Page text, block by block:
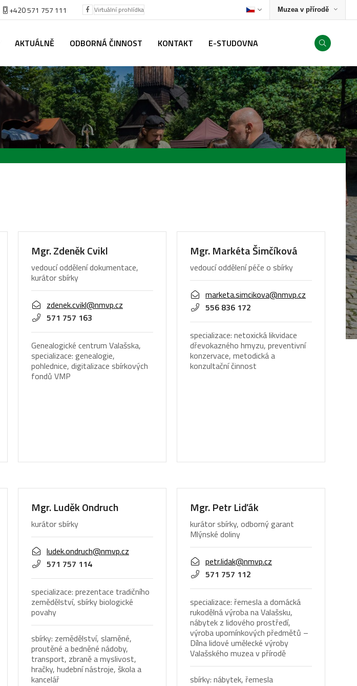
+420 571 757 111 Virtuální prohlídka Muzea v přírodě
AKTUÁLNĚ ODBORNÁ ČINNOST KONTAKT E-STUDOVNA
Mgr. Zdeněk Cvikl
vedoucí oddělení dokumentace,
kurátor sbírky
zdenek.cvikl@nmvp.cz
571 757 163
Genealogické centrum Valašska,
specializace: genealogie,
pohlednice, digitalizace sbírkových
fondů VMP
Mgr. Markéta Šimčíková
vedoucí oddělení péče o sbírky
marketa.simcikova@nmvp.cz
556 836 172
specializace: netoxická likvidace
dřevokazného hmyzu, preventivní
konzervace, metodická a
konzultační činnost
Mgr. Luděk Ondruch
kurátor sbírky
ludek.ondruch@nmvp.cz
571 757 114
specializace: prezentace tradičního
zemědělství, sbírky biologické
povahy
sbírky: zemědělství, slaměné,
proutěné a bedněné nádoby,
transport, zbraně a myslivost,
hračky, hudební nástroje, škola a
kancelář
Mgr. Petr Liďák
kurátor sbírky, odborný garant
Mlýnské doliny
petr.lidak@nmvp.cz
571 757 112
specializace: řemesla a domácká
rukodělná výroba na Valašsku,
nábytek z lidového prostředí,
výroba upomínkových předmětů –
Dílna lidové umělecké výroby
Valašského muzea v přírodě
sbírky: nábytek, řemesla